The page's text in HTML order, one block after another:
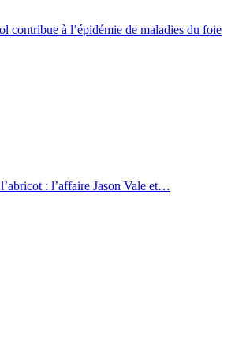
contribue à l’épidémie de maladies du foie
: l’affaire Jason Vale et…